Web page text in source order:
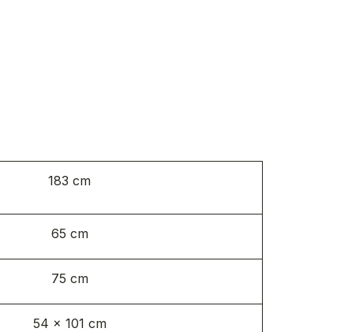
183 cm
65 cm
75 cm
54 x 101 cm​